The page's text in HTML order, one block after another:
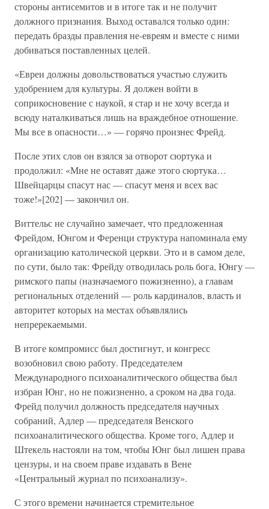
стороны антисемитов и в итоге так и не получит
должного признания. Выход оставался только один:
передать бразды правления не-евреям и вместе с ними
добиваться поставленных целей.
«Евреи должны довольствоваться участью служить
удобрением для культуры. Я должен войти в
соприкосновение с наукой, я стар и не хочу всегда и
всюду наталкиваться лишь на враждебное отношение.
Мы все в опасности…» — горячо произнес Фрейд.
После этих слов он взялся за отворот сюртука и
продолжил: «Мне не оставят даже этого сюртука…
Швейцарцы спасут нас — спасут меня и всех вас
тоже!»[202] — закончил он.
Виттельс не случайно замечает, что предложенная
Фрейдом, Юнгом и Ференци структура напоминала ему
организацию католической церкви. Это и в самом деле,
по сути, было так: Фрейду отводилась роль бога, Юнгу —
римского папы (назначаемого пожизненно), а главам
региональных отделений — роль кардиналов, власть и
авторитет которых на местах объявлялись
непререкаемыми.
В итоге компромисс был достигнут, и конгресс
возобновил свою работу. Председателем
Международного психоаналитического общества был
избран Юнг, но не пожизненно, а сроком на два года.
Фрейд получил должность председателя научных
собраний, Адлер — председателя Венского
психоаналитического общества. Кроме того, Адлер и
Штекель настояли на том, чтобы Юнг был лишен права
цензуры, и на своем праве издавать в Вене
«Центральный журнал по психоанализу».
С этого времени начинается стремительное